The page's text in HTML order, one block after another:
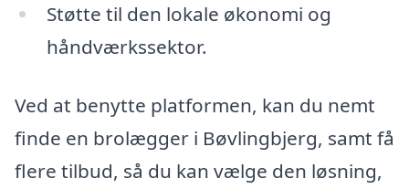
Støtte til den lokale økonomi og
håndværkssektor.
Ved at benytte platformen, kan du nemt
finde en brolægger i Bøvlingbjerg, samt få
flere tilbud, så du kan vælge den løsning,